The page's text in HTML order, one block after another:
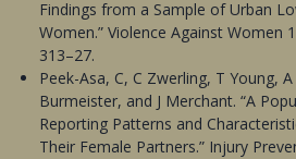
Findings from a Sample of Urban
Women.” Violence Against Women
313–27.
Peek-Asa, C, C Zwerling, T Young,
Burmeister, and J Merchant. “A
Reporting Patterns and
Their Female Partners.” Injury